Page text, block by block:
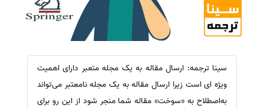
سینا ترجمه: ارسال مقاله به یک مجله متعبر دارای اهمیت
ویژه ای است زیرا ارسال مقاله به یک مجله نامعتبر می‌تواند
به‌اصطلاح به «سوخت» مقاله شما منجر شود از این رو برای